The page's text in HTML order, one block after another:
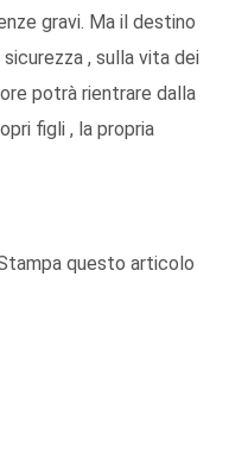
gravi. Ma il destino
, sulla vita dei
potrà rientrare dalla
figli , la propria
questo articolo